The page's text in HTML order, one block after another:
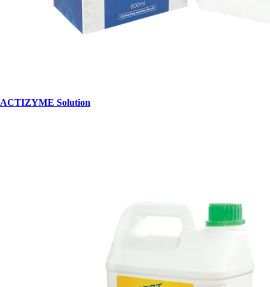
ACTIZYME Solution